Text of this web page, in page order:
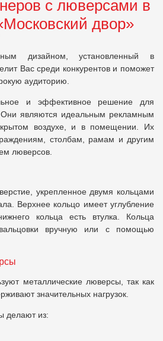
с люверсами в
двор»
дизайном, установленный в
Вас среди конкурентов и поможет
аудиторию.
и эффективное решение для
воздухе, и в помещении. Их
столбам, рамам и другим
люверсов.
укрепленное двумя кольцами
кольца есть втулка. Кольца
вручную или с помощью
металлические люверсы, так как
значительных нагрузок.
делают из: